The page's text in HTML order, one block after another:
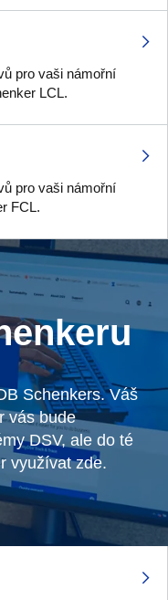
pro vaši námořní
LCL.
pro vaši námořní
FCL.
Schenkers. Váš
vás bude
DSV, ale do té
využívat zde.